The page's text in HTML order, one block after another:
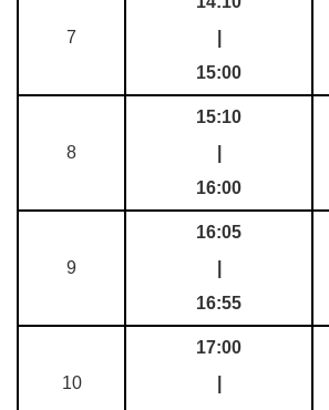
7
15:00
8
15:10
16:00
9
16:05
16:55
10
17:00